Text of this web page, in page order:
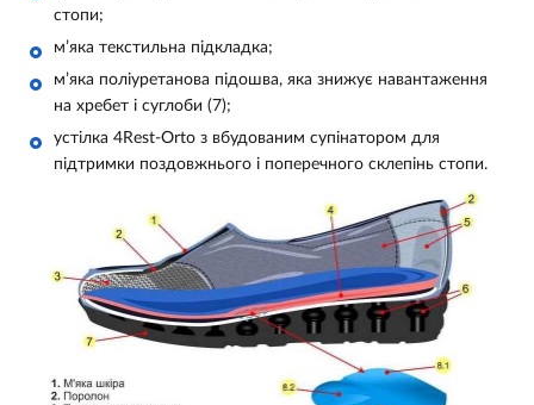
стопи;
м’яка текстильна підкладка;
м’яка поліуретанова підошва, яка знижує навантаження
на хребет і суглоби (7);
устілка 4Rest-Orto з вбудованим супінатором для
підтримки поздовжнього і поперечного склепінь стопи.